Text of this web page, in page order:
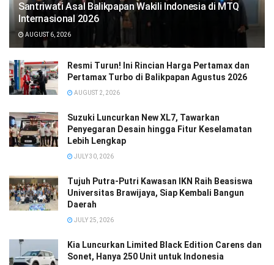
Santriwati Asal Balikpapan Wakili Indonesia di MTQ
Internasional 2026
AUGUST 6, 2026
Resmi Turun! Ini Rincian Harga Pertamax dan
Pertamax Turbo di Balikpapan Agustus 2026
AUGUST 2, 2026
Suzuki Luncurkan New XL7, Tawarkan
Penyegaran Desain hingga Fitur Keselamatan
Lebih Lengkap
JULY 30, 2026
Tujuh Putra-Putri Kawasan IKN Raih Beasiswa
Universitas Brawijaya, Siap Kembali Bangun
Daerah
JULY 25, 2026
Kia Luncurkan Limited Black Edition Carens dan
Sonet, Hanya 250 Unit untuk Indonesia